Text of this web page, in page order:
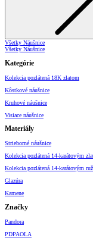
Všetky Náušnice
Všetky Náušnice
Kategórie
Kolekcia pozlátená 18K zlatom
Kôstkové náušnice
Kruhové náušnice
Visiace náušnice
Materiály
Strieborné náušnice
Kolekcia pozlátená 14-karátovým
Kolekcia pozlátená 14-karátovým
Glazúra
Kamene
Značky
Pandora
PDPAOLA